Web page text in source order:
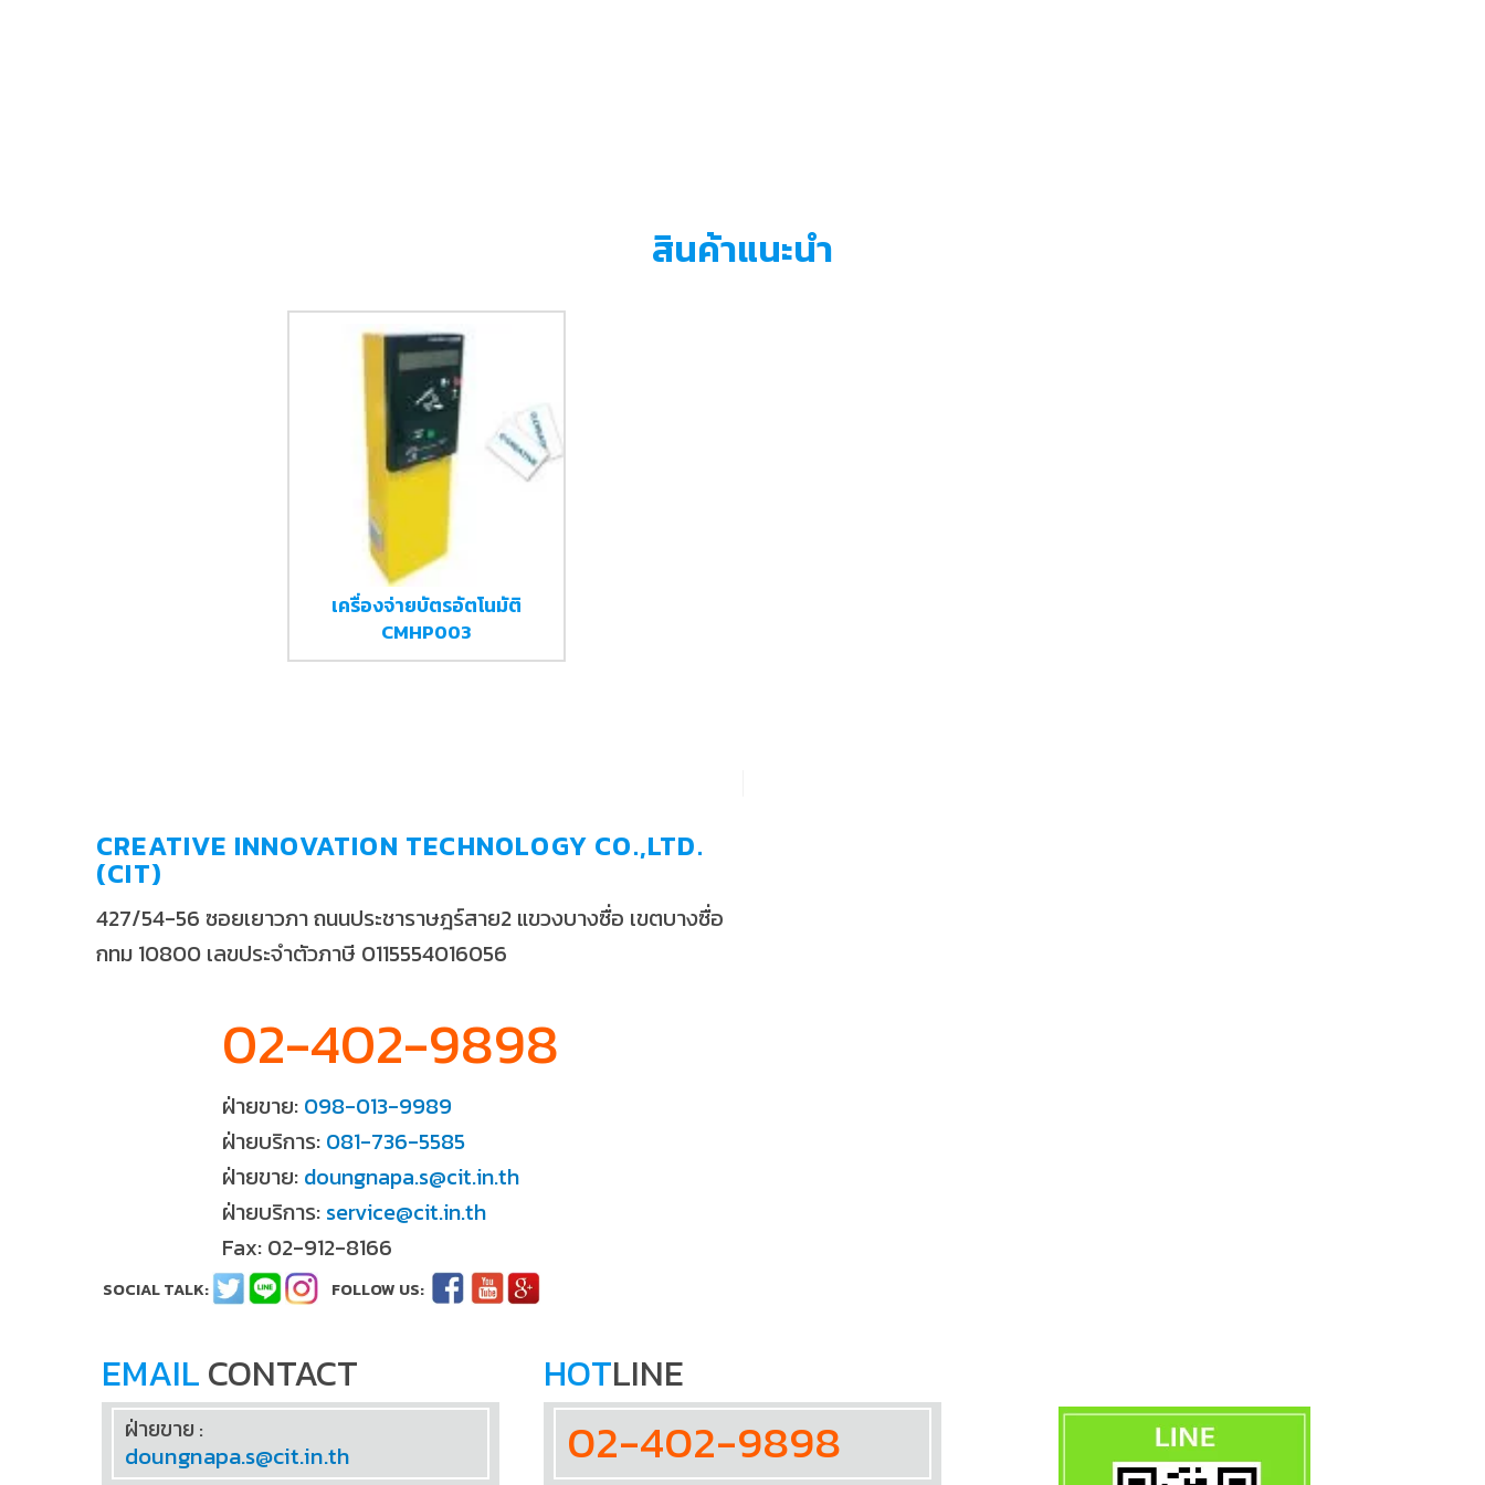
สินค้าแนะนำ
เครื่องจ่ายบัตรอัตโนมัติ
CMHP003
CREATIVE INNOVATION TECHNOLOGY CO.,LTD.
(CIT)
427/54-56 ซอยเยาวภา ถนนประชาราษฎร์สาย2 แขวงบางซื่อ เขตบางซื่อ
กทม 10800 เลขประจำตัวภาษี 0115554016056
02-402-9898
ฝ่ายขาย: 098-013-9989
ฝ่ายบริการ: 081-736-5585
ฝ่ายขาย: doungnapa.s@cit.in.th
ฝ่ายบริการ: service@cit.in.th
Fax: 02-912-8166
EMAILCONTACT
ฝ่ายขาย :
doungnapa.s@cit.in.th
HOTLINE
02-402-9898